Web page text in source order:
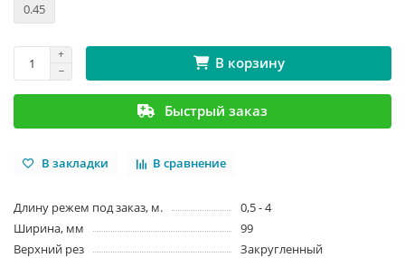
0.45
В корзину
Быстрый заказ
В закладки В сравнение
Длину режем под заказ, м.
0,5 - 4
Ширина, мм
99
Верхний рез
Закругленный